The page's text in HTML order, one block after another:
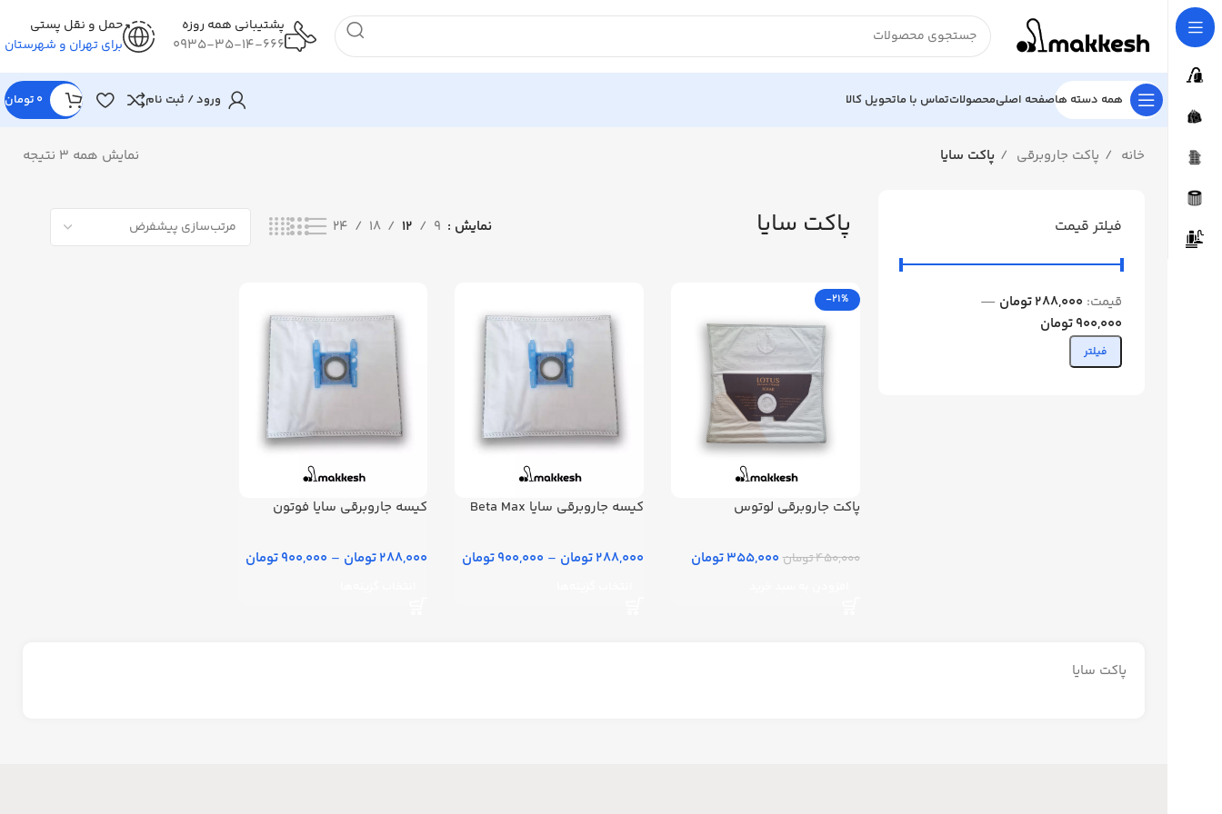
پشتیبانی همه روزه
0935-35-14-666
حمل و نقل پستی
برای تهران و شهرستان
همه دسته هاصفحه اصلیمحصولاتتماس با ماتحویل کالا ورود / ثبت نام 0 تومان
خانه پاکت جاروبرقی پاکت سایا نمایش همه 3 نتیجه
فیلتر قیمت
فیلتر
قیمت: 288,000 تومان
—
900,000 تومان
پاکت سایا نمایش 9
12
18
24
-21%
پاکت جاروبرقی لوتوس
450,000 تومان 355,000 تومان
کیسه جاروبرقی سایا Beta Max
288,000 تومان – 900,000 تومان
کیسه جاروبرقی سایا فوتون
288,000 تومان – 900,000 تومان
پاکت سایا